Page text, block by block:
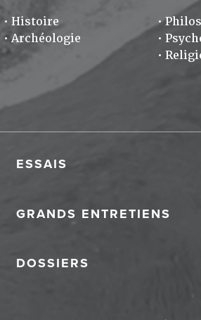
Histoire
Archéologie
ESSAIS
GRANDS ENTRETIENS
DOSSIERS